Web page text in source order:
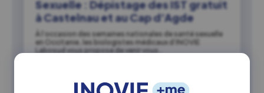
Sexuelle : Dépistage des IST gratuit
à Castelnau et au Cap d’Agde
À l’occasion des semaines nationales de santé sexuelle
en Occitanie, les biologistes médicaux d’INOVIE
Labosud vous propose de venir vous…